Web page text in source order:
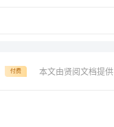
付费 本文由贤阅文档提供